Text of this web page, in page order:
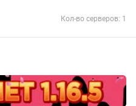
Кол-во серверов: 1